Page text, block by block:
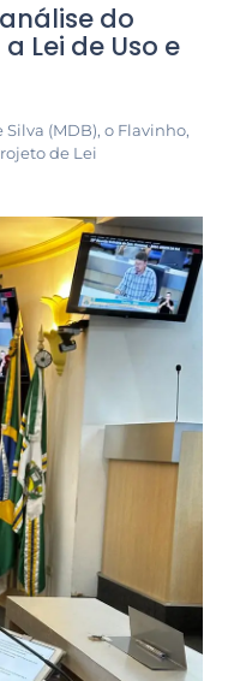
do
Lei de Uso e
(MDB), o Flavinho,
de Lei